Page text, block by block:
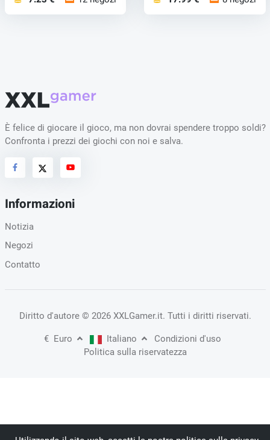
È felice di giocare il gioco, ma non dovrai spendere troppo soldi?
Confronta i prezzi dei giochi con noi e salva.
Informazioni
Notizia
Negozi
Contatto
Diritto d'autore © 2026 XXLGamer.it. Tutti i diritti riservati.
€ Euro Italiano
Condizioni d'uso
Politica sulla riservatezza